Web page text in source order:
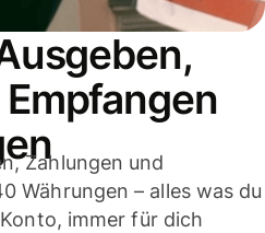
Zahlungen und
Währungen – alles was du
immer für dich